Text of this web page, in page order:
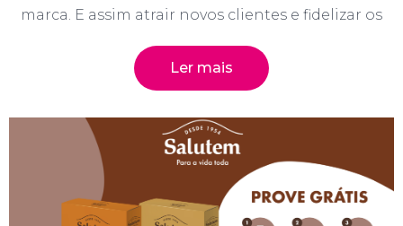
marca. E assim atrair novos clientes e fidelizar os
Ler mais